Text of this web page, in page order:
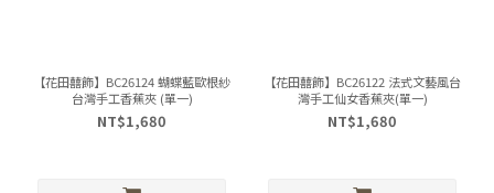
【花田囍飾】BC26124 蝴蝶藍歐根紗
台灣手工香蕉夾 (單一)
NT$1,680
【花田囍飾】BC26122 法式文藝風台
灣手工仙女香蕉夾(單一)
NT$1,680